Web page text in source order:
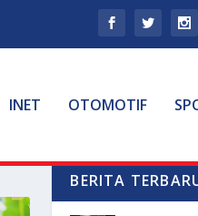
INET OTOMOTIF
BERITA